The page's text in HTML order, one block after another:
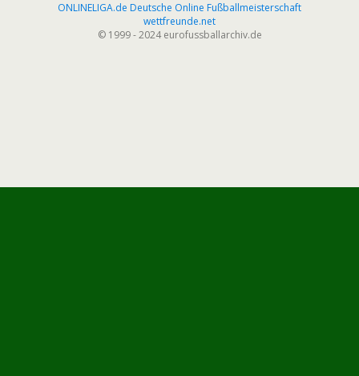
ONLINELIGA.de Deutsche Online Fußballmeisterschaft
wettfreunde.net
© 1999 - 2024 eurofussballarchiv.de